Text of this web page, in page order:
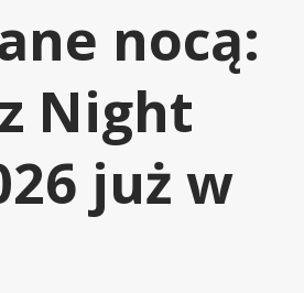
nocą:
Night
już w